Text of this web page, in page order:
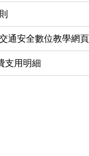
通安全數位教學網頁
支用明細